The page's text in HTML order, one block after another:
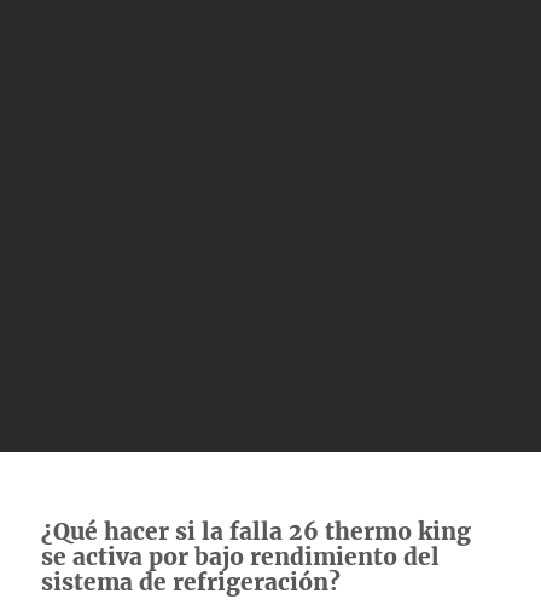
¿Qué hacer si la falla 26 thermo king
se activa por bajo rendimiento del
sistema de refrigeración?